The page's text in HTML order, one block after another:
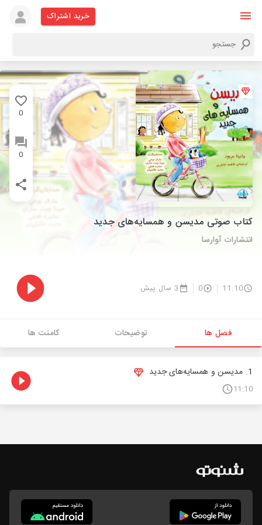
خرید اشتراک
0
0
کتاب صوتی مدیسن و همسایه‌های جدید
انتشارات آوارسا
11:10
0 3 سال پیش
فصل ها توضیحات کامنت ها
1. مدیسن و همسایه‌های جدید
11:10